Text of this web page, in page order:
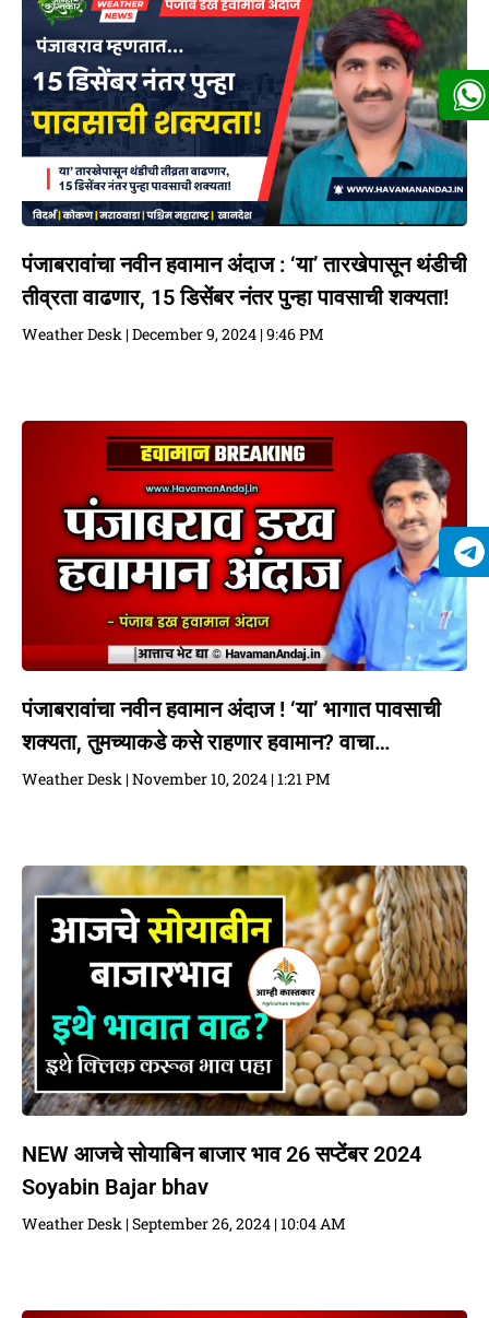
पंजाबरावांचा नवीन हवामान अंदाज : ‘या’ तारखेपासून थंडीची
तीव्रता वाढणार, 15 डिसेंबर नंतर पुन्हा पावसाची शक्यता!
Weather Desk December 9, 2024 9:46 PM
पंजाबरावांचा नवीन हवामान अंदाज ! ‘या’ भागात पावसाची
शक्यता, तुमच्याकडे कसे राहणार हवामान? वाचा…
Weather Desk November 10, 2024 1:21 PM
NEW आजचे सोयाबिन बाजार भाव 26 सप्टेंबर 2024
Soyabin Bajar bhav
Weather Desk September 26, 2024 10:04 AM